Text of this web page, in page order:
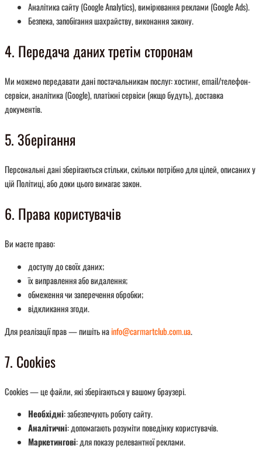
Аналітика сайту (Google Analytics), вимірювання реклами (Google Ads).
Безпека, запобігання шахрайству, виконання закону.
4. Передача даних третім сторонам
Ми можемо передавати дані постачальникам послуг: хостинг, email/телефон-
сервіси, аналітика (Google), платіжні сервіси (якщо будуть), доставка
документів.
5. Зберігання
Персональні дані зберігаються стільки, скільки потрібно для цілей, описаних у
цій Політиці, або доки цього вимагає закон.
6. Права користувачів
Ви маєте право:
доступу до своїх даних;
їх виправлення або видалення;
обмеження чи заперечення обробки;
відкликання згоди.
Для реалізації прав — пишіть наinfo@carmartclub.com.ua.
7. Cookies
Cookies — це файли, які зберігаються у вашому браузері.
Необхідні: забезпечують роботу сайту.
Аналітичні: допомагають розуміти поведінку користувачів.
Маркетингові: для показу релевантної реклами.